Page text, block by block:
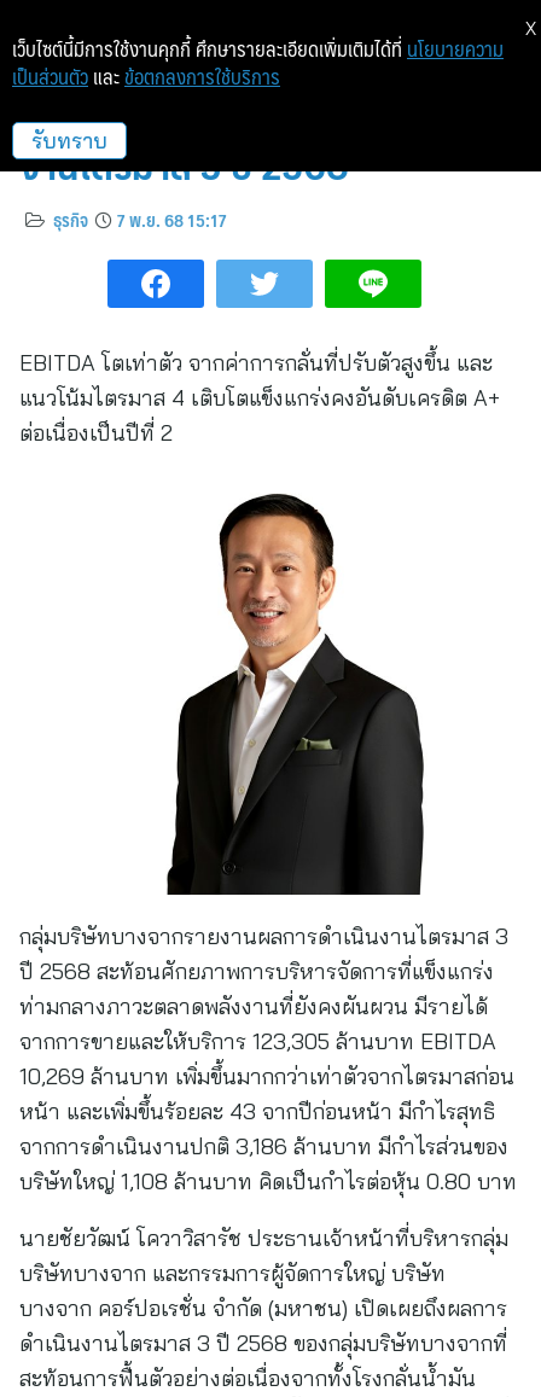
บางจากฯ รายงานผลการดำเนิน
งานไตรมาส 3 ปี 2568
ธุรกิจ 7 พ.ย. 68 15:17
EBITDA โตเท่าตัว จากค่าการกลั่นที่ปรับตัวสูงขึ้น และ
แนวโน้มไตรมาส 4 เติบโตแข็งแกร่งคงอันดับเครดิต A+
ต่อเนื่องเป็นปีที่ 2
กลุ่มบริษัทบางจากรายงานผลการดำเนินงานไตรมาส 3
ปี 2568 สะท้อนศักยภาพการบริหารจัดการที่แข็งแกร่ง
ท่ามกลางภาวะตลาดพลังงานที่ยังคงผันผวน มีรายได้
จากการขายและให้บริการ 123,305 ล้านบาท EBITDA
10,269 ล้านบาท เพิ่มขึ้นมากกว่าเท่าตัวจากไตรมาสก่อน
หน้า และเพิ่มขึ้นร้อยละ 43 จากปีก่อนหน้า มีกำไรสุทธิ
จากการดำเนินงานปกติ 3,186 ล้านบาท มีกำไรส่วนของ
บริษัทใหญ่ 1,108 ล้านบาท คิดเป็นกำไรต่อหุ้น 0.80 บาท
นายชัยวัฒน์ โควาวิสารัช ประธานเจ้าหน้าที่บริหารกลุ่ม
บริษัทบางจาก และกรรมการผู้จัดการใหญ่ บริษัท
บางจาก คอร์ปอเรชั่น จำกัด (มหาชน) เปิดเผยถึงผลการ
ดำเนินงานไตรมาส 3 ปี 2568 ของกลุ่มบริษัทบางจากที่
สะท้อนการฟื้นตัวอย่างต่อเนื่องจากทั้งโรงกลั่นน้ำมัน
เว็บไซต์นี้มีการใช้งานคุกกี้ ศึกษารายละเอียดเพิ่มเติมได้ที่ นโยบายความ
เป็นส่วนตัว และ ข้อตกลงการใช้บริการ
รับทราบ
X